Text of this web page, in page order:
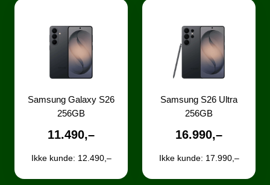
Samsung Galaxy S26
256GB
11.490,–
Ikke kunde: 12.490,–
Samsung S26 Ultra
256GB
16.990,–
Ikke kunde: 17.990,–